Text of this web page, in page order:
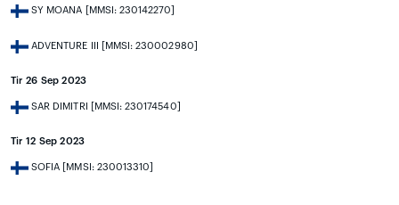
SY MOANA [MMSI: 230142270]
ADVENTURE III [MMSI: 230002980]
Tir 26 Sep 2023
SAR DIMITRI [MMSI: 230174540]
Tir 12 Sep 2023
SOFIA [MMSI: 230013310]